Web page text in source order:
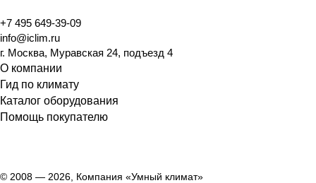
+7 495 649-39-09
info@iclim.ru
г. Москва, Муравская 24, подъезд 4
О компании
Гид по климату
Каталог оборудования
Помощь покупателю
© 2008 — 2026, Компания «Умный климат»